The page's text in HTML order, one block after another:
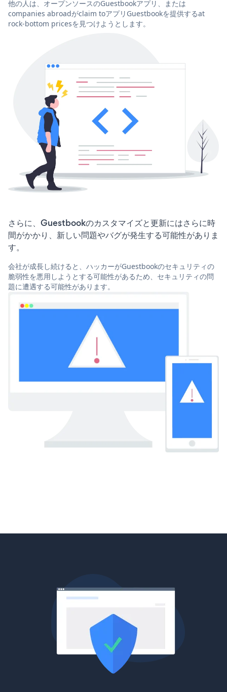
他の人は、オープンソースのGuestbookアプリ、または
companies abroadがclaim toアプリGuestbookを提供するat
rock-bottom pricesを見つけようとします。
さらに、Guestbookのカスタマイズと更新にはさらに時
間がかかり、新しい問題やバグが発生する可能性がありま
す。
会社が成長し続けると、ハッカーがGuestbookのセキュリティの
脆弱性を悪用しようとする可能性があるため、セキュリティの問
題に遭遇する可能性があります。